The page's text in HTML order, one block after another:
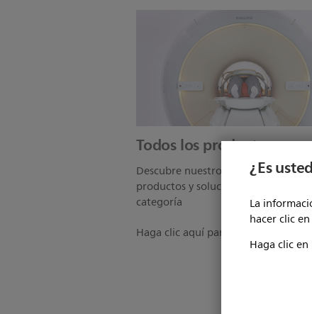
¿Es
La
hacer clic
Haga clic
Todos los productos
Descubre nuestro catálogo
productos y soluciones clasificados
categoría
Haga clic aquí para leer más